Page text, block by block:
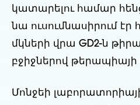
կատարելու համար
նա ուսումնասիրում էր
մկների վրա GD2-ն
բջիջներով թերապիայի
Մոնջեի